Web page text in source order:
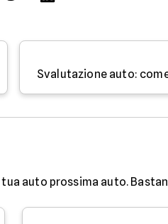
auto prossima auto.